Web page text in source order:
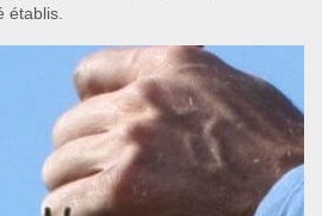
établis.